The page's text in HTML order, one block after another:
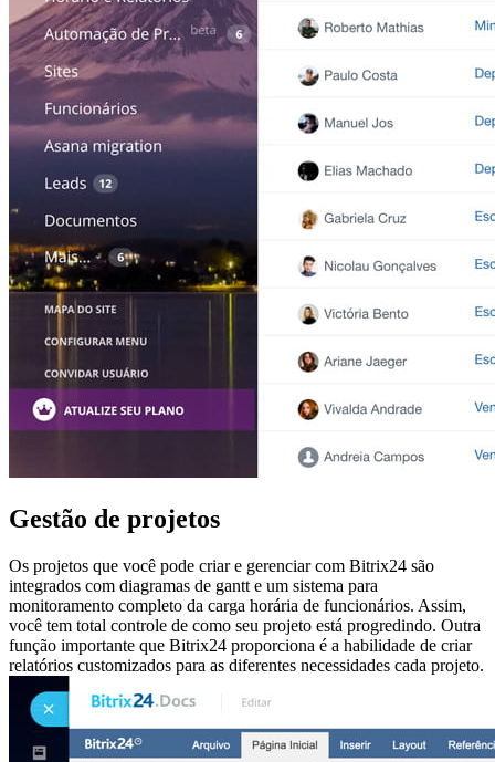
Gestão de projetos
Os projetos que você pode criar e gerenciar com Bitrix24 são
integrados com diagramas de gantt e um sistema para
monitoramento completo da carga horária de funcionários. Assim,
você tem total controle de como seu projeto está progredindo. Outra
função importante que Bitrix24 proporciona é a habilidade de criar
relatórios customizados para as diferentes necessidades cada projeto.